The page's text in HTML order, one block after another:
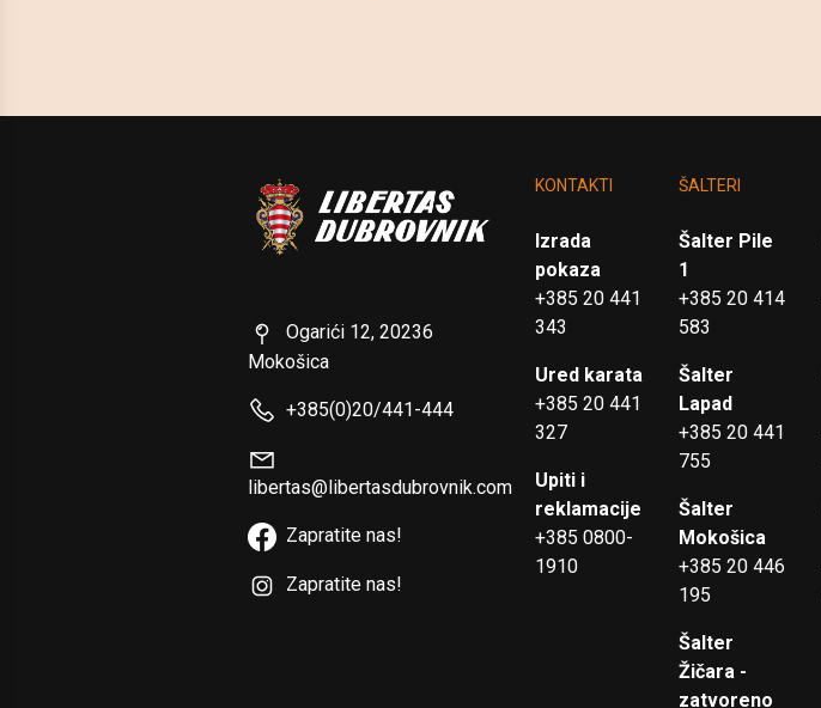
Ogarići 12, 20236
Mokošica
+385(0)20/441-444
libertas@libertasdubrovnik.com
Zapratite nas!
Zapratite nas!
KONTAKTI
Izrada
pokaza
+385 20 441
343
Ured karata
+385 20 441
327
Upiti i
reklamacije
+385 0800-
1910
ŠALTERI
Šalter Pile
1
+385 20 414
583
Šalter
Lapad
+385 20 441
755
Šalter
Mokošica
+385 20 446
195
Šalter
Žičara -
zatvoreno